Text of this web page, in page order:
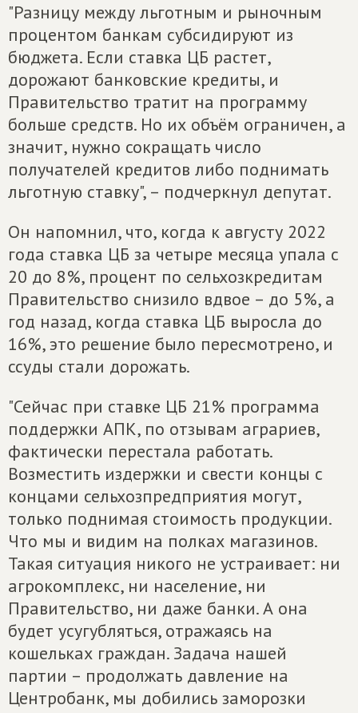
"Разницу между льготным и рыночным
процентом банкам субсидируют из
бюджета. Если ставка ЦБ растет,
дорожают банковские кредиты, и
Правительство тратит на программу
больше средств. Но их объём ограничен, а
значит, нужно сокращать число
получателей кредитов либо поднимать
льготную ставку", – подчеркнул депутат.
Он напомнил, что, когда к августу 2022
года ставка ЦБ за четыре месяца упала с
20 до 8%, процент по сельхозкредитам
Правительство снизило вдвое – до 5%, а
год назад, когда ставка ЦБ выросла до
16%, это решение было пересмотрено, и
ссуды стали дорожать.
"Сейчас при ставке ЦБ 21% программа
поддержки АПК, по отзывам аграриев,
фактически перестала работать.
Возместить издержки и свести концы с
концами сельхозпредприятия могут,
только поднимая стоимость продукции.
Что мы и видим на полках магазинов.
Такая ситуация никого не устраивает: ни
агрокомплекс, ни население, ни
Правительство, ни даже банки. А она
будет усугубляться, отражаясь на
кошельках граждан. Задача нашей
партии – продолжать давление на
Центробанк, мы добились заморозки